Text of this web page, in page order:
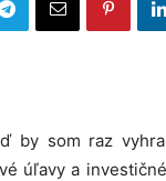
by som raz
úľavy a